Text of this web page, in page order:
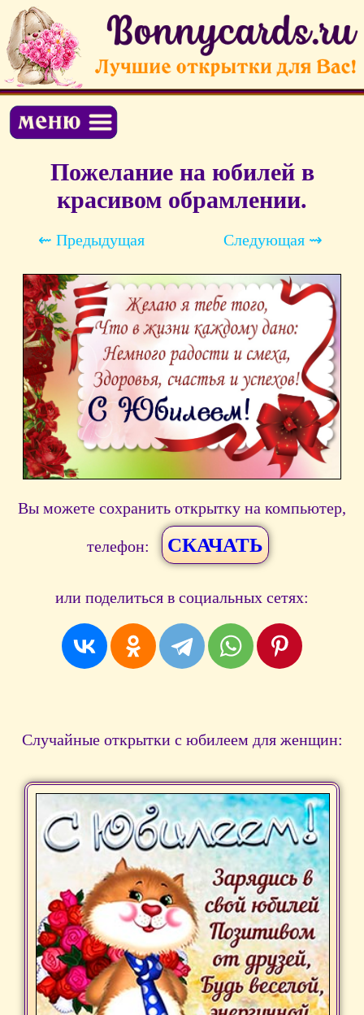
Пожелание на юбилей в
красивом обрамлении.
⇜ Предыдущая Следующая ⇝
Вы можете сохранить открытку на компьютер,
телефон: СКАЧАТЬ
или поделиться в социальных сетях:
Случайные открытки с юбилеем для женщин: